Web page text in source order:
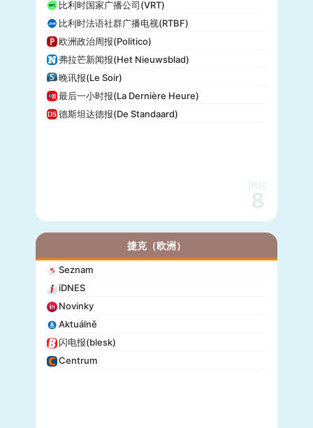
比利时国家广播公司(VRT)
比利时法语社群广播电视(RTBF)
欧洲政治周报(Politico)
弗拉芒新闻报(Het Nieuwsblad)
晚讯报(Le Soir)
最后一小时报(La Dernière Heure)
德斯坦达德报(De Standaard)
网站
8
捷克（欧洲）
Seznam
iDNES
Novinky
Aktuálně
闪电报(blesk)
Centrum